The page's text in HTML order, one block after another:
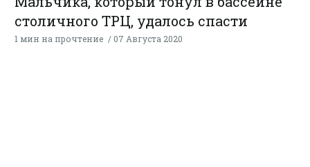
столичного ТРЦ, удалось спасти
1 мин на прочтение 07 Августа 2020